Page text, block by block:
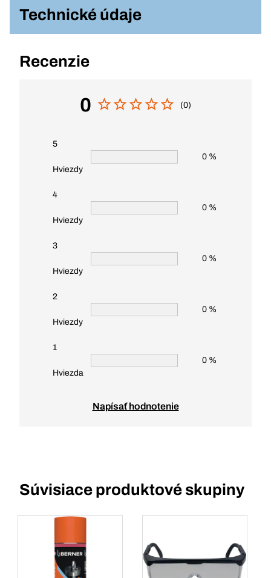
Technické údaje
Recenzie
0 (0)
5
Hviezdy
0 %
4
Hviezdy
0 %
3
Hviezdy
0 %
2
Hviezdy
0 %
1
Hviezda
0 %
Napísať hodnotenie
Súvisiace produktové skupiny